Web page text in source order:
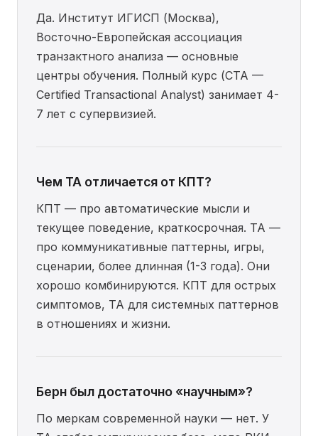
Да. Институт ИГИСП (Москва),
Восточно-Европейская ассоциация
транзактного анализа — основные
центры обучения. Полный курс (CTA —
Certified Transactional Analyst) занимает 4-
7 лет с супервизией.
Чем TA отличается от КПТ?
КПТ — про автоматические мысли и
текущее поведение, краткосрочная. TA —
про коммуникативные паттерны, игры,
сценарии, более длинная (1-3 года). Они
хорошо комбинируются. КПТ для острых
симптомов, TA для системных паттернов
в отношениях и жизни.
Берн был достаточно «научным»?
По меркам современной науки — нет. У